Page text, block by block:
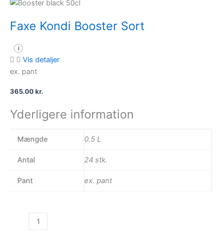
Faxe Kondi Booster Sort
i
Vis detaljer
ex. pant
365.00kr.
Yderligere information
Mængde 0.5 L
Antal 24 stk.
Pant ex. pant